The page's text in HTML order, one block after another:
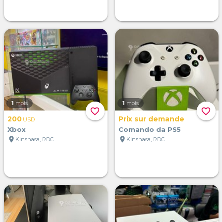
favorite_border
1 mois
200 USD
Xbox
location_on Kinshasa, RDC
favorite_border
1 mois
Prix sur demande
Comando da PS5
location_on Kinshasa, RDC